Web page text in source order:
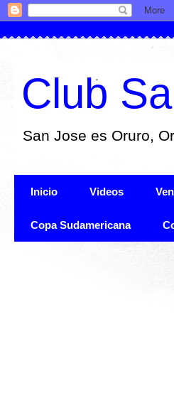
Club
San Jose es Oruro,
Inicio Videos
Copa Sudamericana